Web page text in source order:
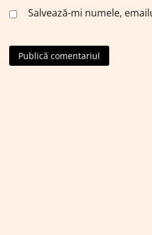
Salvează-mi numele,